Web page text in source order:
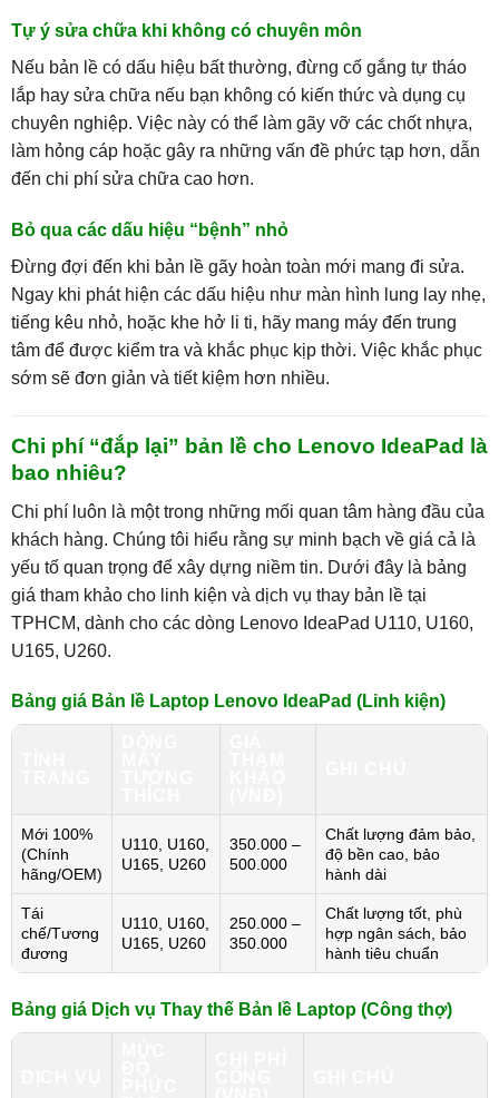
Tự ý sửa chữa khi không có chuyên môn
Nếu bản lề có dấu hiệu bất thường, đừng cố gắng tự tháo
lắp hay sửa chữa nếu bạn không có kiến thức và dụng cụ
chuyên nghiệp. Việc này có thể làm gãy vỡ các chốt nhựa,
làm hỏng cáp hoặc gây ra những vấn đề phức tạp hơn, dẫn
đến chi phí sửa chữa cao hơn.
Bỏ qua các dấu hiệu “bệnh” nhỏ
Đừng đợi đến khi bản lề gãy hoàn toàn mới mang đi sửa.
Ngay khi phát hiện các dấu hiệu như màn hình lung lay nhẹ,
tiếng kêu nhỏ, hoặc khe hở li ti, hãy mang máy đến trung
tâm để được kiểm tra và khắc phục kịp thời. Việc khắc phục
sớm sẽ đơn giản và tiết kiệm hơn nhiều.
Chi phí “đắp lại” bản lề cho Lenovo IdeaPad là
bao nhiêu?
Chi phí luôn là một trong những mối quan tâm hàng đầu của
khách hàng. Chúng tôi hiểu rằng sự minh bạch về giá cả là
yếu tố quan trọng để xây dựng niềm tin. Dưới đây là bảng
giá tham khảo cho linh kiện và dịch vụ thay bản lề tại
TPHCM, dành cho các dòng Lenovo IdeaPad U110, U160,
U165, U260.
Bảng giá Bản lề Laptop Lenovo IdeaPad (Linh kiện)
Mới 100%
(Chính
hãng/OEM)
U110, U160,
U165, U260
350.000 –
500.000
Chất lượng đảm bảo,
độ bền cao, bảo
hành dài
Tái
chế/Tương
đương
U110, U160,
U165, U260
250.000 –
350.000
Chất lượng tốt, phù
hợp ngân sách, bảo
hành tiêu chuẩn
Bảng giá Dịch vụ Thay thế Bản lề Laptop (Công thợ)